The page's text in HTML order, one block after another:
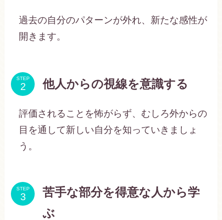
過去の自分のパターンが外れ、新たな感性が
開きます。
STEP 他人からの視線を意識する
評価されることを怖がらず、むしろ外からの
目を通して新しい自分を知っていきましょ
う。
STEP
苦手な部分を得意な人から学
ぶ